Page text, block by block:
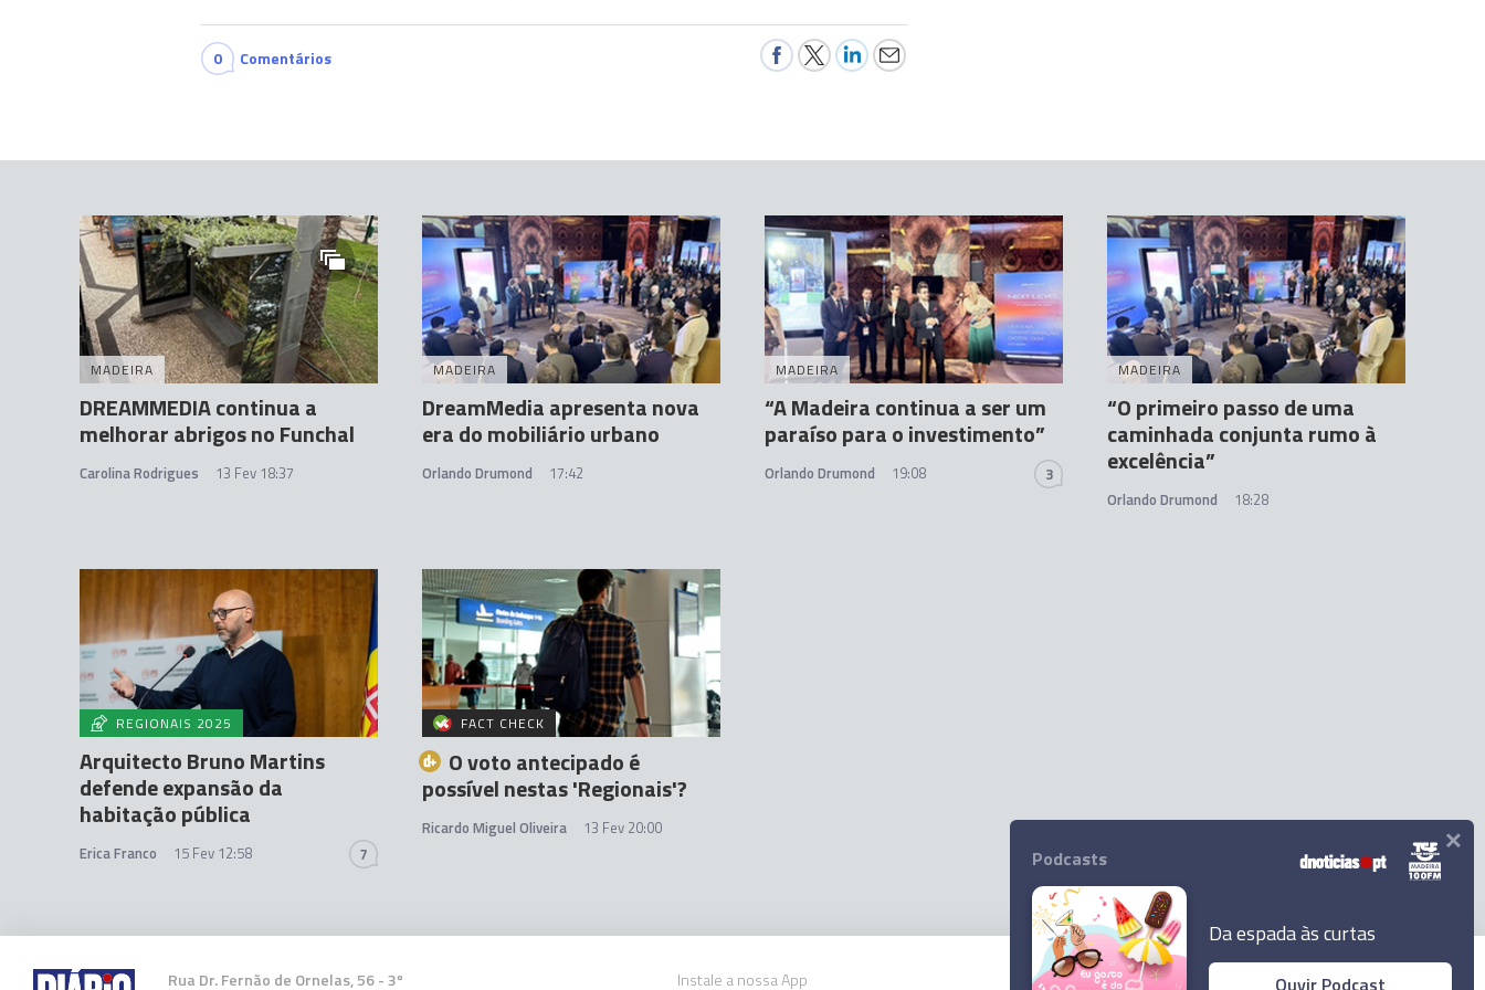
0 Comentários
MADEIRA
DREAMMEDIA continua a
melhorar abrigos no Funchal
Carolina Rodrigues 13 Fev 18:37
MADEIRA
DreamMedia apresenta nova
era do mobiliário urbano
Orlando Drumond 17:42
MADEIRA
“A Madeira continua a ser um
paraíso para o investimento”
Orlando Drumond 19:08 3
MADEIRA
“O primeiro passo de uma
caminhada conjunta rumo à
excelência”
Orlando Drumond 18:28
REGIONAIS 2025
Arquitecto Bruno Martins
defende expansão da
habitação pública
Erica Franco 15 Fev 12:58 7
FACT CHECK
O voto antecipado é
possível nestas 'Regionais'?
Ricardo Miguel Oliveira 13 Fev 20:00
Rua Dr. Fernão de Ornelas, 56 - 3º Instale a nossa App
Podcasts
Da espada às curtas
Ouvir Podcast
×